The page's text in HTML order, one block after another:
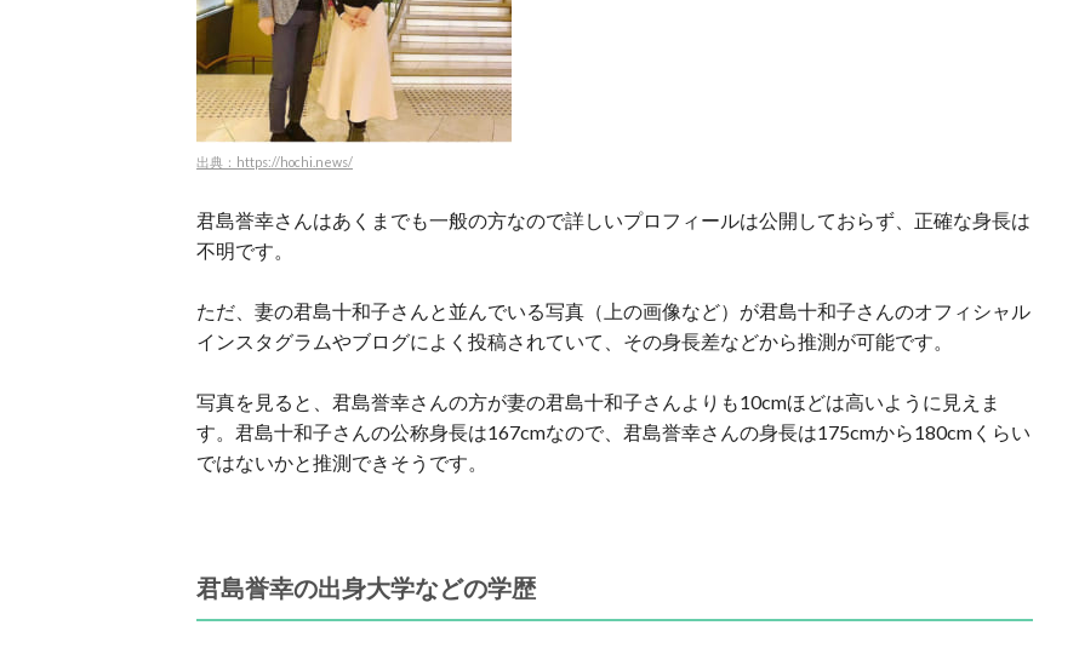
出典：https://hochi.news/
君島誉幸さんはあくまでも一般の方なので詳しいプロフィールは公開しておらず、正確な身長は
不明です。
ただ、妻の君島十和子さんと並んでいる写真（上の画像など）が君島十和子さんのオフィシャル
インスタグラムやブログによく投稿されていて、その身長差などから推測が可能です。
写真を見ると、君島誉幸さんの方が妻の君島十和子さんよりも10cmほどは高いように見えま
す。君島十和子さんの公称身長は167cmなので、君島誉幸さんの身長は175cmから180cmくらい
ではないかと推測できそうです。
君島誉幸の出身大学などの学歴